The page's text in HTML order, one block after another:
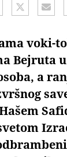
voki-
Bejruta
a